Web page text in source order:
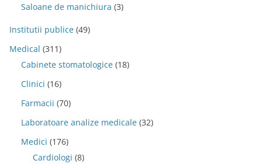
Saloane de manichiura (3)
Institutii publice (49)
Medical (311)
Cabinete stomatologice (18)
Clinici (16)
Farmacii (70)
Laboratoare analize medicale (32)
Medici (176)
Cardiologi (8)